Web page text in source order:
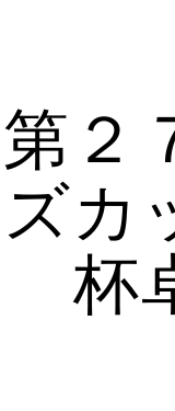
第２
ズカ
杯